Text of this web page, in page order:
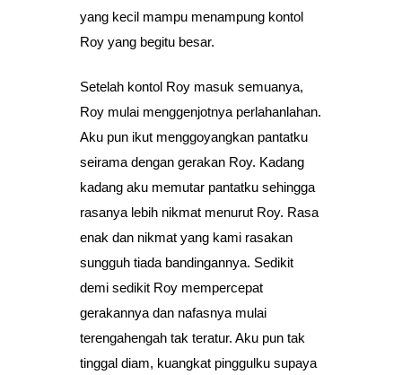
yang kecil mampu menampung kontol
Roy yang begitu besar.
Setelah kontol Roy masuk semuanya,
Roy mulai menggenjotnya perlahanlahan.
Aku pun ikut menggoyangkan pantatku
seirama dengan gerakan Roy. Kadang
kadang aku memutar pantatku sehingga
rasanya lebih nikmat menurut Roy. Rasa
enak dan nikmat yang kami rasakan
sungguh tiada bandingannya. Sedikit
demi sedikit Roy mempercepat
gerakannya dan nafasnya mulai
terengahengah tak teratur. Aku pun tak
tinggal diam, kuangkat pinggulku supaya